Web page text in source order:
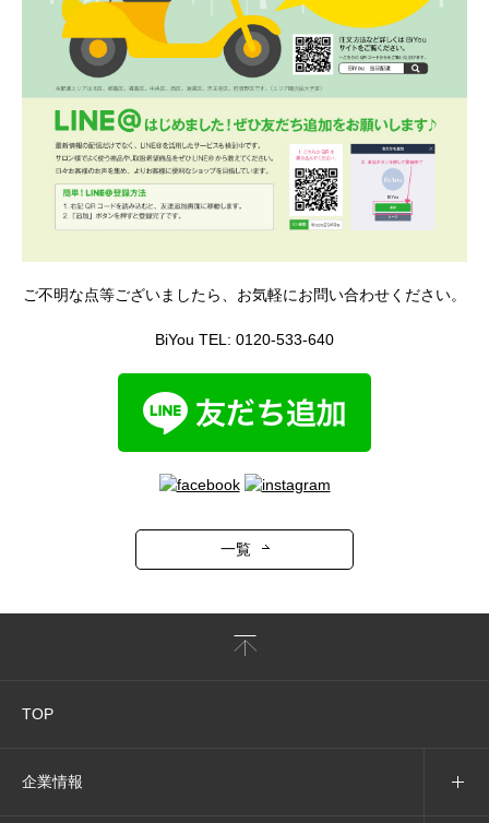
ご不明な点等ございましたら、お気軽にお問い合わせください。
BiYou TEL: 0120-533-640
一覧
TOP
企業情報